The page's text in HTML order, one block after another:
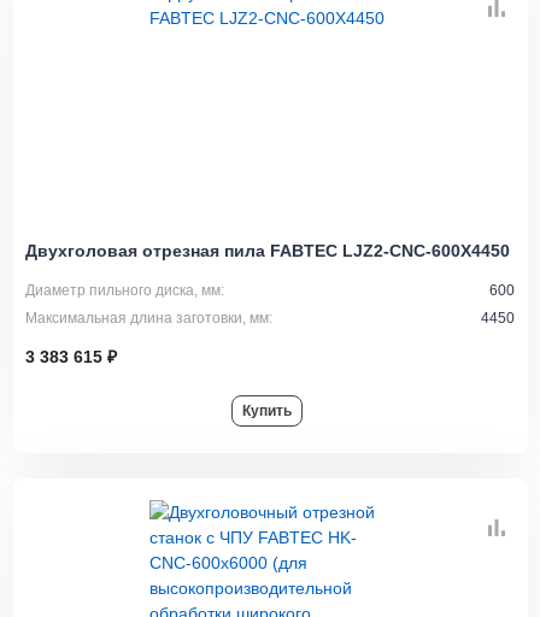
Двухголовая отрезная пила FABTEC LJZ2-CNC-600X4450
Диаметр пильного диска, мм:
600
Максимальная длина заготовки, мм:
4450
3 383 615 ₽
Купить